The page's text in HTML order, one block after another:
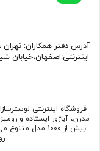
فروشگاه اینترنتی
مدرن، آباژور ایستاده و
بیش از 1000